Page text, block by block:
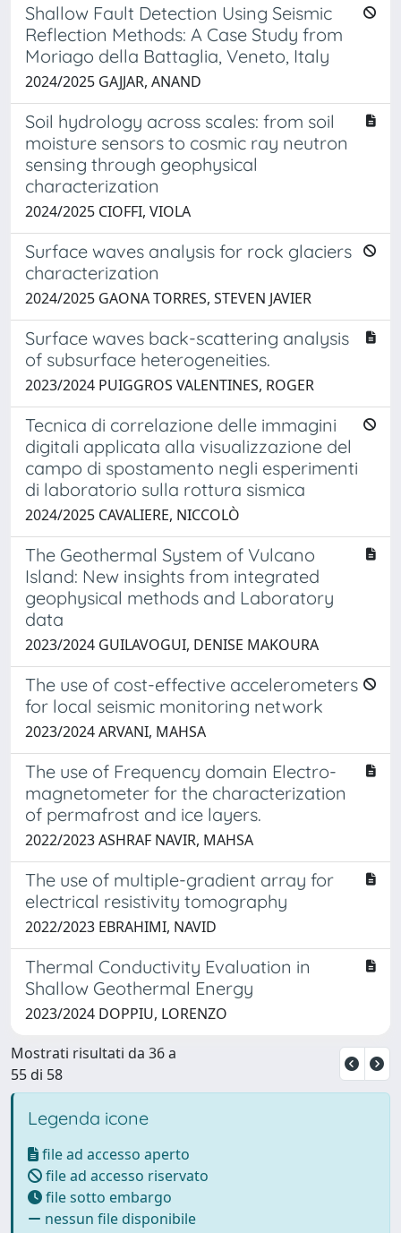
Shallow Fault Detection Using Seismic
Reflection Methods: A Case Study from
Moriago della Battaglia, Veneto, Italy
2024/2025 GAJJAR, ANAND
Soil hydrology across scales: from soil
moisture sensors to cosmic ray neutron
sensing through geophysical
characterization
2024/2025 CIOFFI, VIOLA
Surface waves analysis for rock glaciers
characterization
2024/2025 GAONA TORRES, STEVEN JAVIER
Surface waves back-scattering analysis
of subsurface heterogeneities.
2023/2024 PUIGGROS VALENTINES, ROGER
Tecnica di correlazione delle immagini
digitali applicata alla visualizzazione del
campo di spostamento negli esperimenti
di laboratorio sulla rottura sismica
2024/2025 CAVALIERE, NICCOLÒ
The Geothermal System of Vulcano
Island: New insights from integrated
geophysical methods and Laboratory
data
2023/2024 GUILAVOGUI, DENISE MAKOURA
The use of cost-effective accelerometers
for local seismic monitoring network
2023/2024 ARVANI, MAHSA
The use of Frequency domain Electro-
magnetometer for the characterization
of permafrost and ice layers.
2022/2023 ASHRAF NAVIR, MAHSA
The use of multiple-gradient array for
electrical resistivity tomography
2022/2023 EBRAHIMI, NAVID
Thermal Conductivity Evaluation in
Shallow Geothermal Energy
2023/2024 DOPPIU, LORENZO
Mostrati risultati da 36 a
55 di 58
Legenda icone
file ad accesso aperto
file ad accesso riservato
file sotto embargo
nessun file disponibile